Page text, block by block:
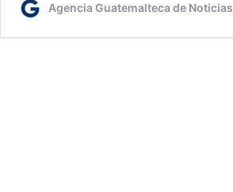
Agencia Guatemalteca de Noticias